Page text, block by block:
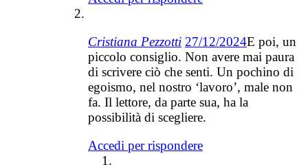
Cristiana Pezzotti 27/12/2024E poi, un
piccolo consiglio. Non avere mai paura
di scrivere ciò che senti. Un pochino di
egoismo, nel nostro ‘lavoro’, male non
fa. Il lettore, da parte sua, ha la
possibilità di scegliere.
Accedi per rispondere